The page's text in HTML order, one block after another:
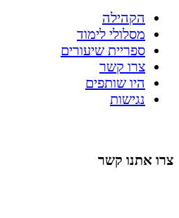
הקהילה
מסלולי לימוד
ספריית שיעורים
צרו קשר
היו שותפים
נגישות
צרו אתנו קשר